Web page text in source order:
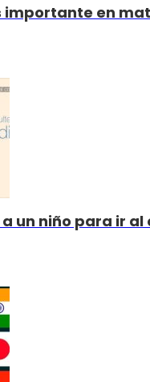
importante en
un niño para ir al